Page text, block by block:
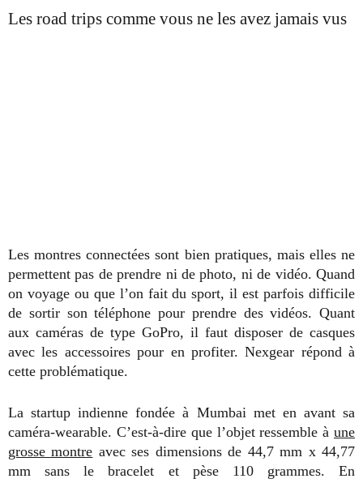
Les road trips comme vous ne les avez jamais vus
Les montres connectées sont bien pratiques, mais elles ne
permettent pas de prendre ni de photo, ni de vidéo. Quand
on voyage ou que l’on fait du sport, il est parfois difficile
de sortir son téléphone pour prendre des vidéos. Quant
aux caméras de type GoPro, il faut disposer de casques
avec les accessoires pour en profiter. Nexgear répond à
cette problématique.
La startup indienne fondée à Mumbai met en avant sa
caméra-wearable. C’est-à-dire que l’objet ressemble à une
grosse montre avec ses dimensions de 44,7 mm x 44,77
mm sans le bracelet et pèse 110 grammes. En